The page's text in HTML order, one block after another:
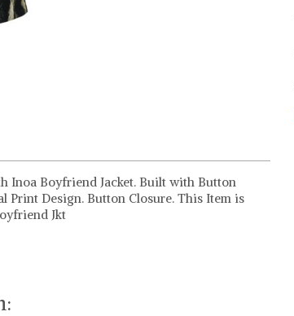
Inoa Boyfriend Jacket. Built with Button
Print Design. Button Closure. This Item is
Jkt